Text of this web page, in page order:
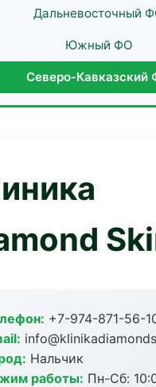
Дальневосточный
Южный ФО
Северо-Кавказский
+7-974-871-56-
Нальчик
работы: Пн-Сб: